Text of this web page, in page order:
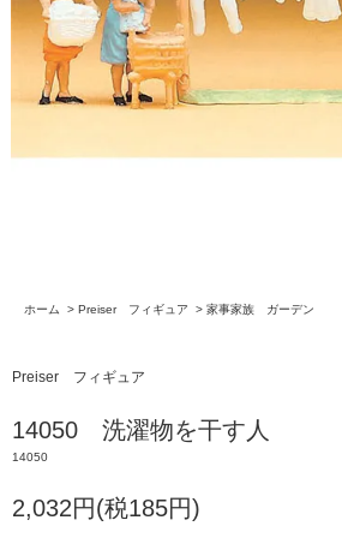
ホーム > Preiser フィギュア > 家事家族 ガーデン
Preiser フィギュア
14050 洗濯物を干す人
14050
2,032円(税185円)